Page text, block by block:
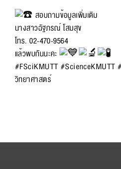
สอบถามข้อมูลเพิ่มเติม
นางสาวฉัฐภรณ์ โสมสุข
โทร. 02-470-9564
แล้วพบกันนะคะ
#FSciKMUTT#ScienceKMUTT
วิทยาศาสตร์